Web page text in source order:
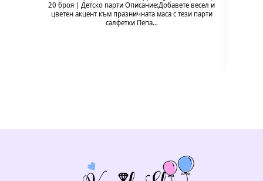
20 броя | Детско парти Описание:Добавете весел и
цветен акцент към празничната маса с тези парти
салфетки Пепа…